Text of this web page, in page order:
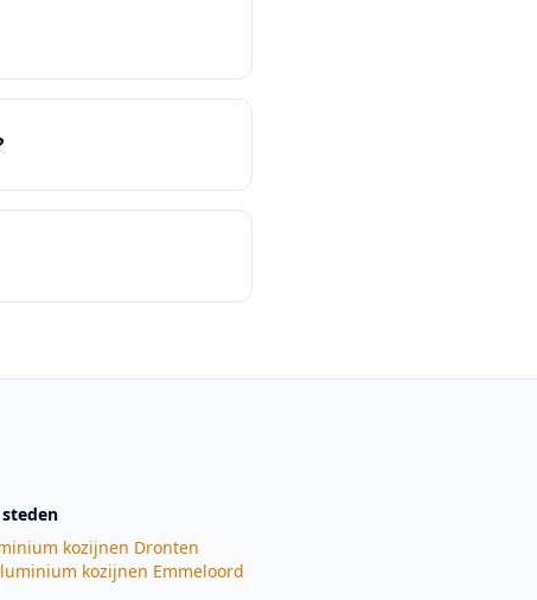
kozijnen Dronten
kozijnen Emmeloord